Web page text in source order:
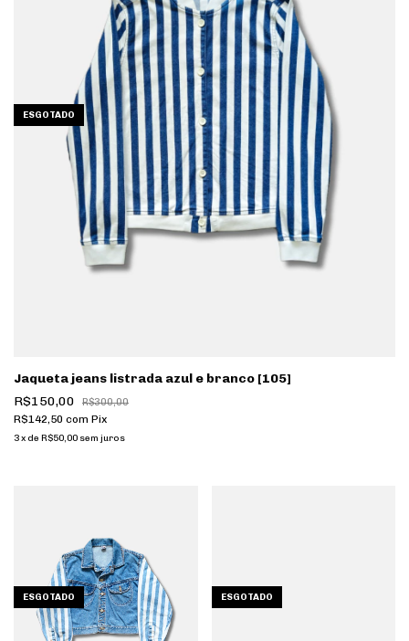
ESGOTADO
Jaqueta jeans listrada azul e branco [105]
R$150,00
R$300,00
R$142,50 com Pix
3x de R$50,00 sem juros
ESGOTADO ESGOTADO